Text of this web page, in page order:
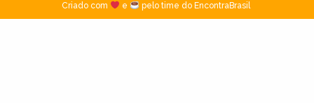
Criado com
e pelo time do EncontraBrasil